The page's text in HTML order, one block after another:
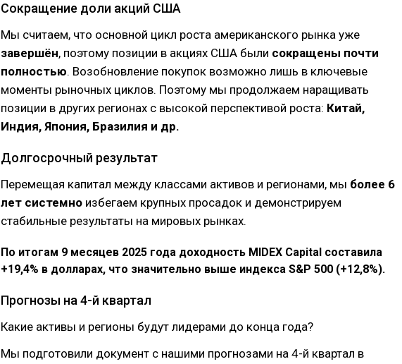
Сокращение доли акций США
Мы считаем, что основной цикл роста американского рынка уже
завершён, поэтому позиции в акциях США были сокращены почти
полностью. Возобновление покупок возможно лишь в ключевые
моменты рыночных циклов. Поэтому мы продолжаем наращивать
позиции в других регионах с высокой перспективой роста: Китай,
Индия, Япония, Бразилия и др.
Долгосрочный результат
Перемещая капитал между классами активов и регионами, мы более 6
лет системно избегаем крупных просадок и демонстрируем
стабильные результаты на мировых рынках.
По итогам 9 месяцев 2025 года доходность MIDEX Capital составила
+19,4% в долларах, что значительно выше индекса S&P 500 (+12,8%).
Прогнозы на 4-й квартал
Какие активы и регионы будут лидерами до конца года?
Мы подготовили документ с нашими прогнозами на 4-й квартал в